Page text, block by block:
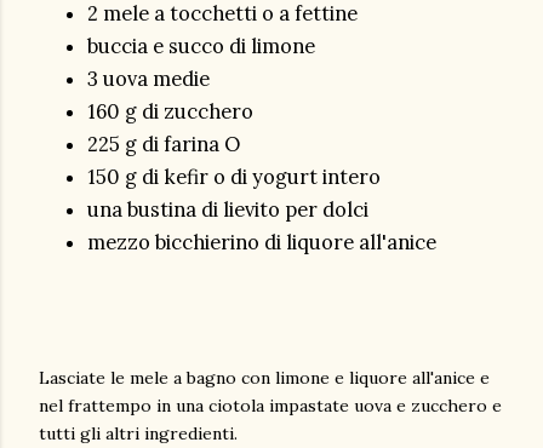
2 mele a tocchetti o a fettine
buccia e succo di limone
3 uova medie
160 g di zucchero
225 g di farina O
150 g di kefir o di yogurt intero
una bustina di lievito per dolci
mezzo bicchierino di liquore all'anice
Lasciate le mele a bagno con limone e liquore all'anice e
nel frattempo in una ciotola impastate uova e zucchero e
tutti gli altri ingredienti.